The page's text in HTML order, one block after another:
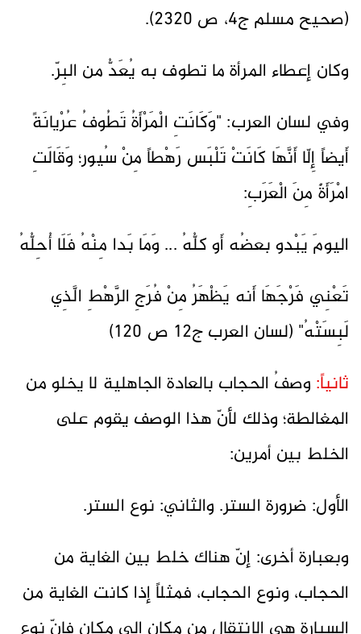
(صحيح مسلم ج4، ص 2320).
وكان إعطاء المرأة ما تطوف به يُعَدُّ من البِرّ.
وفي لسان العرب: "وَكَانَتِ الْمَرْأَةُ تَطُوفُ عُرْيانَةً
أَيضاً إِلّا أَنَّهَا كَانَتْ تَلْبَس رَهْطاً مِنْ سُيور؛ وَقَالَتِ
امْرَأَةٌ مِنَ الْعَرَبِ:
اليومَ يَبْدو بعضُه أَو كلُّهُ ... وَمَا بَدا مِنْهُ فَلَا أُحِلُّهُ
تَعْنِي فَرْجَهَا أَنه يَظْهَرُ مِنْ فُرَجِ الرَّهْطِ الَّذِي
لَبِسَتْهُ" (لسان العرب ج12 ص 120)
ثانياً: وصفُ الحجاب بالعادة الجاهلية لا يخلو من
المغالطة؛ وذلك لأنّ هذا الوصف يقوم على
الخلط بين أمرين:
الأول: ضرورة الستر. والثاني: نوع الستر.
وبعبارة أخرى: إنّ هناك خلط بين الغاية من
الحجاب، ونوع الحجاب، فمثلاً إذا كانت الغاية من